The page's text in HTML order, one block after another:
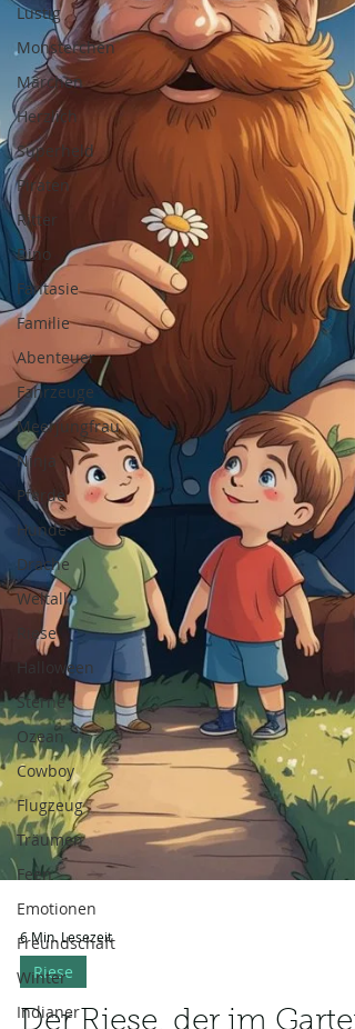
Lustig
Monsterchen
Märchen
Herzlich
Superheld
Piraten
Ritter
Dino
Fantasie
Familie
Abenteuer
Fahrzeuge
Meerjungfrau
Ninja
Pferde
Hunde
Drache
Weltall
Riese
Halloween
Sterne
Ozean
Cowboy
Flugzeug
Träumen
Feen
Emotionen
Freundschaft
Winter
Indianer
6 Min. Lesezeit
Riese